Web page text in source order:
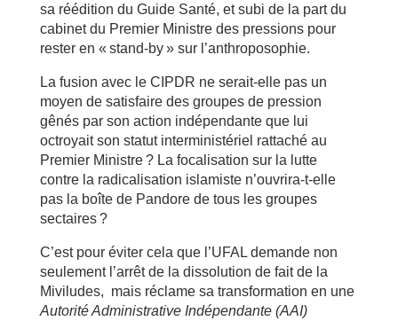
sa réédition du Guide Santé, et subi de la part du
cabinet du Premier Ministre des pressions pour
rester en « stand-by » sur l’anthroposophie.
La fusion avec le CIPDR ne serait-elle pas un
moyen de satisfaire des groupes de pression
gênés par son action indépendante que lui
octroyait son statut interministériel rattaché au
Premier Ministre ? La focalisation sur la lutte
contre la radicalisation islamiste n’ouvrira-t-elle
pas la boîte de Pandore de tous les groupes
sectaires ?
C’est pour éviter cela que l’UFAL demande non
seulement l’arrêt de la dissolution de fait de la
Miviludes, mais réclame sa transformation en une
Autorité Administrative Indépendante (AAI)